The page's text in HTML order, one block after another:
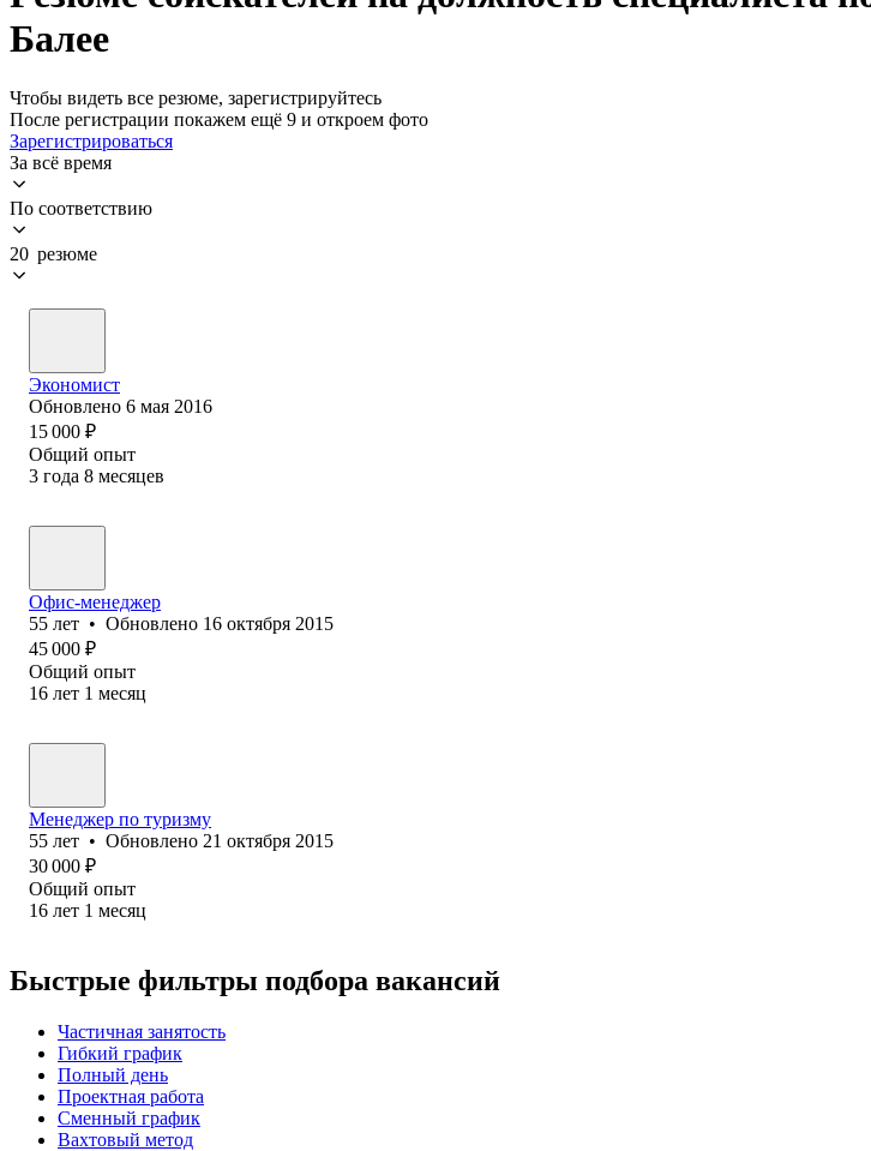
Балее
Чтобы видеть все резюме, зарегистрируйтесь
После регистрации покажем ещё 9 и откроем фото
Зарегистрироваться
За всё время
По соответствию
20 резюме
Экономист
Обновлено 6 мая 2016
15 000 ₽
Общий опыт
3 года 8 месяцев
Офис-менеджер
55 лет • Обновлено 16 октября 2015
45 000 ₽
Общий опыт
16 лет 1 месяц
Менеджер по туризму
55 лет • Обновлено 21 октября 2015
30 000 ₽
Общий опыт
16 лет 1 месяц
Быстрые фильтры подбора вакансий
Частичная занятость
Гибкий график
Полный день
Проектная работа
Сменный график
Вахтовый метод